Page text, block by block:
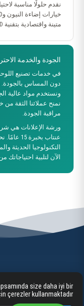
نقدم حلولًا مناسبة
متينة واقتصادية بتقنية LED الموفرة للطاقة.
الجودة والخدمة
في خدمات تصنيع
دون المساس
ونستخدم مواد عالية
نمنح عملائنا الثقة
مراقبة الجودة.
ورشة الإعلانات هي
عنتاب
التكنولوجيا الحديثة
الآن لتلبية احتياجاتك
الصفحة
size daha iyi bir
çerezler kullanmaktadır.